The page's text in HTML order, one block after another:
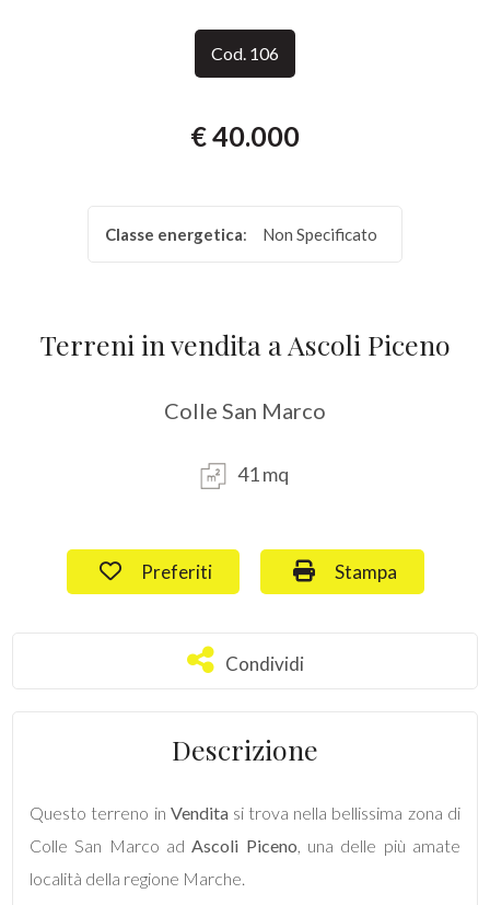
Cod. 106
€ 40.000
Classe energetica: Non Specificato
Terreni in vendita a Ascoli Piceno
Colle San Marco
41 mq
Preferiti: Cod. 106
Preferiti Stampa: Cod. 106
Stampa
Condividi
Condividi
Descrizione
Questo terreno in Venditasi trova nella bellissima zona di
Colle San Marco adAscoli Piceno, una delle più amate
località della regione Marche.
multiscelta
Totale